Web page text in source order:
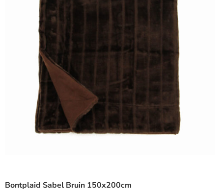
Bontplaid Sabel Bruin 150x200cm